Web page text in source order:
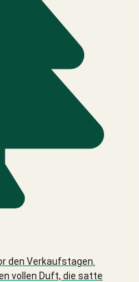
den Verkaufstagen.
vollen Duft, die satte